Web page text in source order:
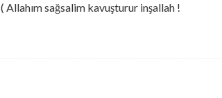
sağsalim kavuşturur inşallah !